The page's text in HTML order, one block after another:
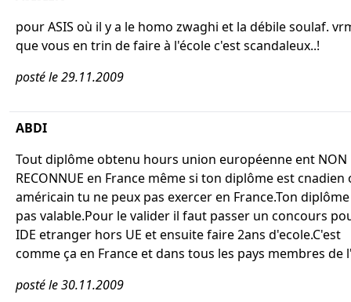
pour ASIS où il y a le homo zwaghi et la débile soulaf.
que vous en trin de faire à l'école c'est scandaleux..!
posté le 29.11.2009
ABDI
Tout diplôme obtenu hours union européenne ent NON
RECONNUE en France même si ton diplôme est cnadien
américain tu ne peux pas exercer en France.Ton
pas valable.Pour le valider il faut passer un concours
IDE etranger hors UE et ensuite faire 2ans d'ecole.C'est
comme ça en France et dans tous les pays membres de
posté le 30.11.2009